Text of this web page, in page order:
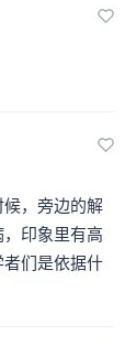
，旁边的解
印象里有高
们是依据什